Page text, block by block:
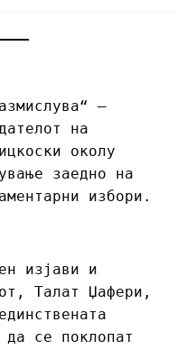
–
на
околу
заедно на
избори.
изјави и
Талат Џафери,
се поклопат